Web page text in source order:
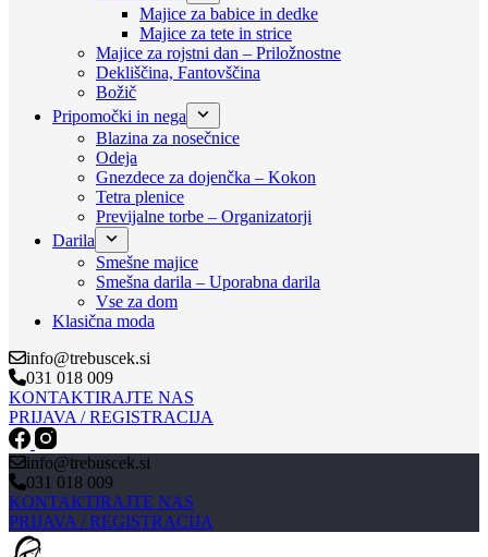
Majice za babice in dedke
Majice za tete in strice
Majice za rojstni dan – Priložnostne
Dekliščina, Fantovščina
Božič
Pripomočki in nega
Blazina za nosečnice
Odeja
Gnezdece za dojenčka – Kokon
Tetra plenice
Previjalne torbe – Organizatorji
Darila
Smešne majice
Smešna darila – Uporabna darila
Vse za dom
Klasična moda
info@trebuscek.si
031 018 009
KONTAKTIRAJTE NAS
PRIJAVA / REGISTRACIJA
info@trebuscek.si
031 018 009
KONTAKTIRAJTE NAS
PRIJAVA / REGISTRACIJA